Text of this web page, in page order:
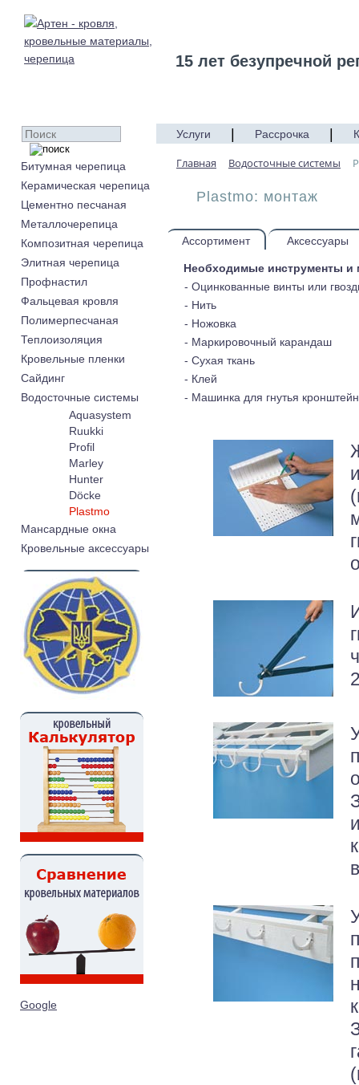
15 лет безупречной
Битумная черепица
Керамическая черепица
Цементно песчаная
Металлочерепица
Композитная черепица
Элитная черепица
Профнастил
Фальцевая кровля
Полимерпесчаная
Теплоизоляция
Кровельные пленки
Cайдинг
Водосточные системы
Aquasystem
Ruukki
Profil
Marley
Hunter
Döcke
Plastmo
Мансардные окна
Кровельные аксессуары
Google
Услуги Рассрочка
Главная Водосточные системы
Plastmo: монтаж
Ассортимент Аксессуары
Необходимые инструменты и
- Оцинкованные винты или
- Нить
- Ножовка
- Маркировочный карандаш
- Сухая ткань
- Клей
- Машинка для гнутья